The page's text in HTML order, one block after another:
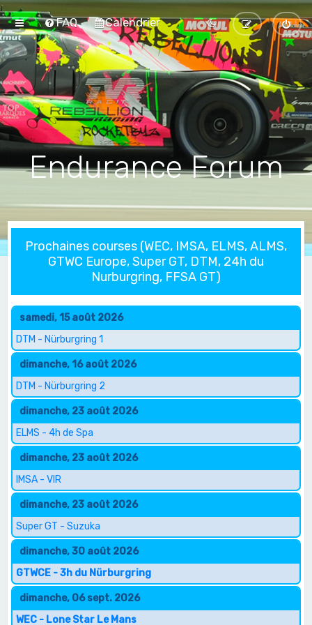
FAQ Calendrier
Endurance Forum
Prochaines courses (WEC, IMSA, ELMS, ALMS,
GTWC Europe, Super GT, DTM, 24h du
Nurburgring, FFSA GT)
samedi, 15 août 2026
DTM - Nürburgring 1
dimanche, 16 août 2026
DTM - Nürburgring 2
dimanche, 23 août 2026
ELMS - 4h de Spa
dimanche, 23 août 2026
IMSA - VIR
dimanche, 23 août 2026
Super GT - Suzuka
dimanche, 30 août 2026
GTWCE - 3h du Nürburgring
dimanche, 06 sept. 2026
WEC - Lone Star Le Mans